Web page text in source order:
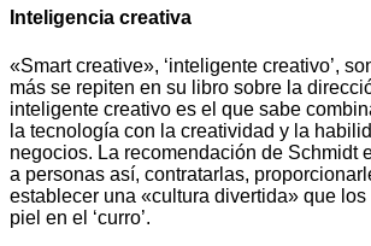
Inteligencia creativa
«Smart creative», ‘inteligente creativo’,
más se repiten en su libro sobre la
inteligente creativo es el que sabe
la tecnología con la creatividad y la
negocios. La recomendación de Schmidt
a personas así, contratarlas,
establecer una «cultura divertida» que
piel en el ‘curro’.